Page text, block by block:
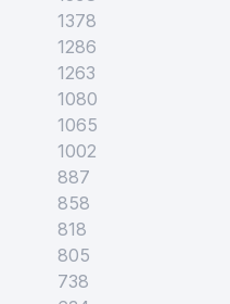
1378
1286
1263
1080
1065
1002
887
858
818
805
738